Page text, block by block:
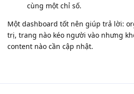
cùng một chỉ số.
Một dashboard tốt nên giúp trả lời:
trị, trang nào kéo người vào nhưng
content nào cần cập nhật.